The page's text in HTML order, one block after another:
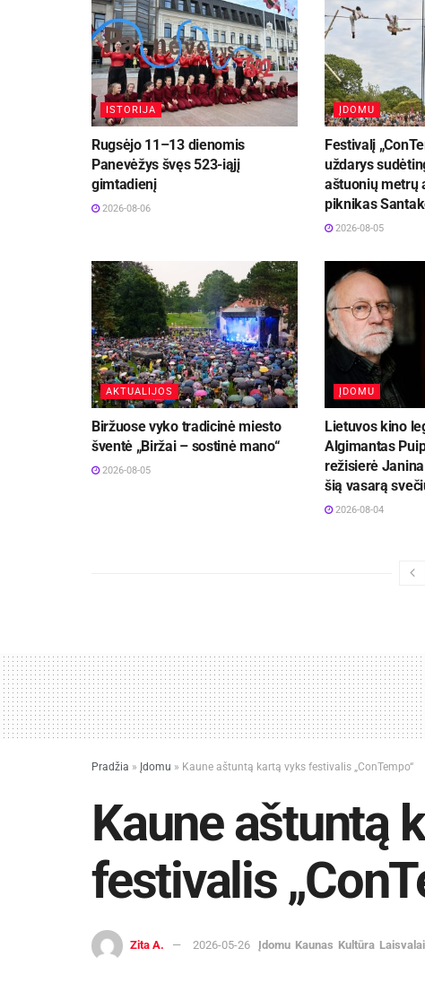
ISTORIJA
Rugsėjo 11–13 dienomis
Panevėžys švęs 523-iąjį
gimtadienį
2026-08-06
ĮDOMU
Festivalį
uždarys
aštuonių metrų
piknikas
2026-08-05
AKTUALIJOS
Biržuose vyko tradicinė miesto
šventė „Biržai – sostinė mano“
2026-08-05
ĮDOMU
Lietuvos kino
Algimantas
režisierė
šią vasarą
2026-08-04
Pradžia » Įdomu » Kaune aštuntą kartą vyks festivalis „ConTempo“
Kaune aštuntą
festivalis
Zita A. 2026-05-26 Įdomu Kaunas Kultūra